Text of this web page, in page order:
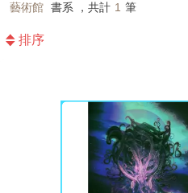
藝術館 書系 ，共計 1 筆
排序